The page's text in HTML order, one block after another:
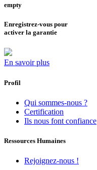
empty
Enregistrez-vous pour
activer la garantie
En savoir plus
Profil
Qui sommes-nous ?
Certification
Ils nous font confiance
Ressources Humaines
Rejoignez-nous !